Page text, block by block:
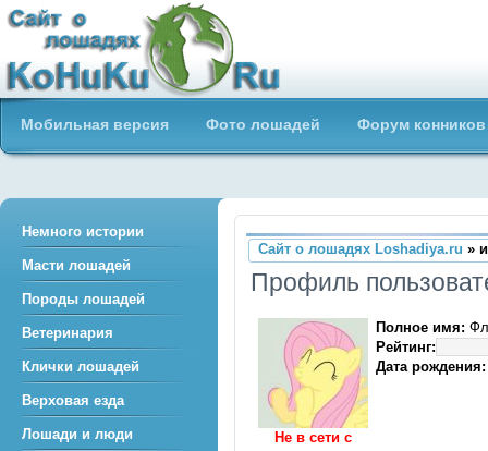
Сайт о лошадях loshadiya.ru
Приветствуем всех любителей
лошадей и конного спорта!
Мобильная версия Фото лошадей Форум конников
Сайт о лошадях Loshadiya.ru »
Профиль
Не в сети c
Полное имя:
Рейтинг:
Дата рождения:
Немного истории
Масти лошадей
Породы лошадей
Ветеринария
Клички лошадей
Верховая езда
Лошади и люди